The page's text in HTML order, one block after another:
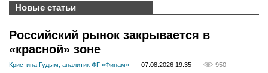
Новые статьи
Российский рынок закрывается в
«красной» зоне
Кристина Гудым, аналитик ФГ «Финам» 07.08.2026 19:35 950